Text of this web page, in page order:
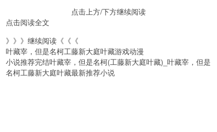
点击上方/下方继续阅读
点击阅读全文
》》》继续阅读《《《
叶藏宰，但是名柯工藤新大庭叶藏游戏动漫
小说推荐完结叶藏宰，但是名柯(工藤新大庭叶藏)_叶藏宰，但是
名柯工藤新大庭叶藏最新推荐小说